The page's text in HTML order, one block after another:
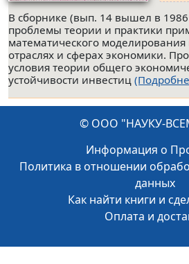
В сборнике (вып. 14 вышел в 1986
проблемы теории и практики
математического
отраслях и сферах экономики.
условия теории общего
устойчивости инвестиц
© ООО "НАУКУ-
Информация о
Политика в отношении
данных
Как найти книги и
Оплата и